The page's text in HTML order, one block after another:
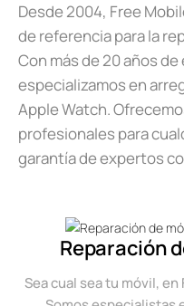
Desde 2004, Free
de referencia para la
Con más de 20 años
especializamos en
Apple Watch.
profesionales para
garantía de expertos
Reparación
Sea cual sea tu móvil,